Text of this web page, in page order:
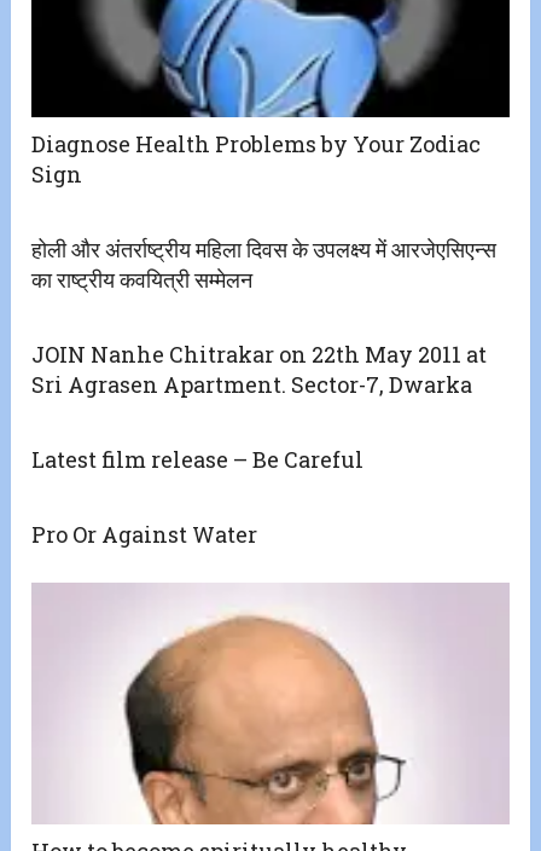
Diagnose Health Problems by Your Zodiac
Sign
होली और अंतर्राष्ट्रीय महिला दिवस के उपलक्ष्य में आरजेएसिएन्स
का राष्ट्रीय कवयित्री सम्मेलन
JOIN Nanhe Chitrakar on 22th May 2011 at
Sri Agrasen Apartment. Sector-7, Dwarka
Latest film release – Be Careful
Pro Or Against Water